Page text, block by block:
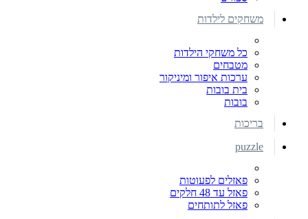
משחקים לילדות
כל משחקי הילדות
מטבחים
ערכות איפור ומיניקור
בית בובות
בובות
בריכות
puzzle
פאזלים לפעוטות
פאזל עד 48 חלקים
פאזל לתותחים